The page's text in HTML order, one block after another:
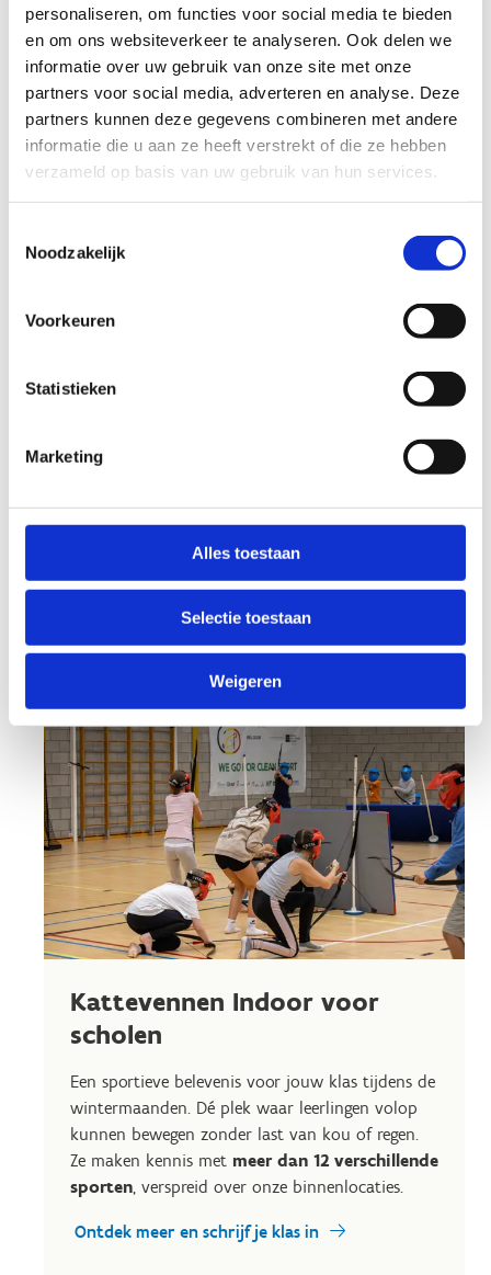
personaliseren, om functies voor social media te bieden
en om ons websiteverkeer te analyseren. Ook delen we
informatie over uw gebruik van onze site met onze
partners voor social media, adverteren en analyse. Deze
partners kunnen deze gegevens combineren met andere
informatie die u aan ze heeft verstrekt of die ze hebben
verzameld op basis van uw gebruik van hun services.
Noodzakelijk
Voorkeuren
Statistieken
Marketing
Alles toestaan
Selectie toestaan
Weigeren
Wil je met je sportclub, vereniging of federatie
eenstage met overnachting of een sportief
weekend organiseren? In ons centrum kan je
niet alleen tal van sporten beoefenen, maar ook
comfortabel overnachten. We beschikken over
slaapgelegenheid voor maximaal 112 personen.
Samen bekijken we graag de sportmogelijkheden
programma op maat samen dat perfect aansluit
bij jouw wensen.
Kattevennen Indoor voor
scholen
Een sportieve belevenis voor jouw klas tijdens de
wintermaanden. Dé plek waar leerlingen volop
kunnen bewegen zonder last van kou of regen.
Ze maken kennis met meer dan 12 verschillende
sporten, verspreid over onze binnenlocaties.
Ontdek meer en schrijf je klas in